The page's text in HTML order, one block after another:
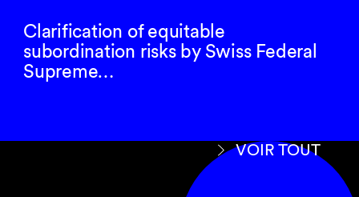
Clarification of equitable
subordination risks by Swiss Federal
Supreme…
VOIR TOUT